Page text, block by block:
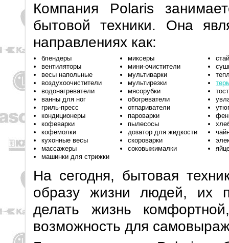
Компания Polaris
бытовой техники. Она
направлениях как:
блендеры
вентиляторы
весы напольные
воздухоочистители
водонагреватели
ванны для ног
гриль-пресс
кондиционеры
кофеварки
кофемолки
кухонные весы
массажеры
машинки для стрижки
миксеры
мини-очистители
мультиварки
мультирезки
мясорубки
обогреватели
отпариватели
пароварки
пылесосы
дозатор для жидкости
скороварки
соковыжималки
На сегодня, бытовая
образу жизни людей, их
делать жизнь
возможность для